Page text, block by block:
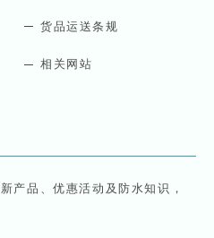
货品运送条规
相关网站
产品、优惠活动及防水知识，